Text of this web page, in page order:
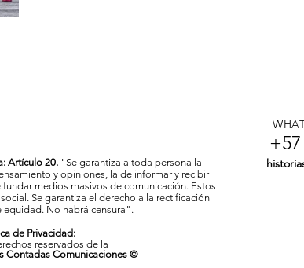
Artículo 20. "Se garantiza a toda persona la
y opiniones, la de informar y recibir
medios masivos de comunicación. Estos
Se garantiza el derecho a la rectificación
equidad. No habrá censura".
de Privacidad:
+57
reservados de la
Contadas Comunicaciones ©